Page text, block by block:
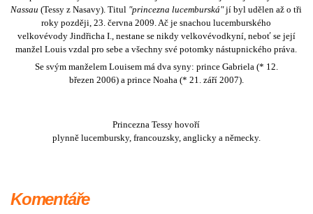
Nassau (Tessy z Nasavy). Titul "princezna lucemburská"jí byl udělen až o tři
roky později, 23. června 2009 . Ač je snachou lucemburského
velkovévody Jindřicha I. , nestane se nikdy velkovévodkyní, neboť se její
manžel Louis vzdal pro sebe a všechny své potomky nástupnického práva.
Se svým manželem Louisemmá dva syny: prince Gabriela (* 12.
březen 2006) a prince Noaha (* 21. září 2007).
Princezna Tessy hovoří
plynně lucembursky, francouzsky, anglickya německy.
Komentáře